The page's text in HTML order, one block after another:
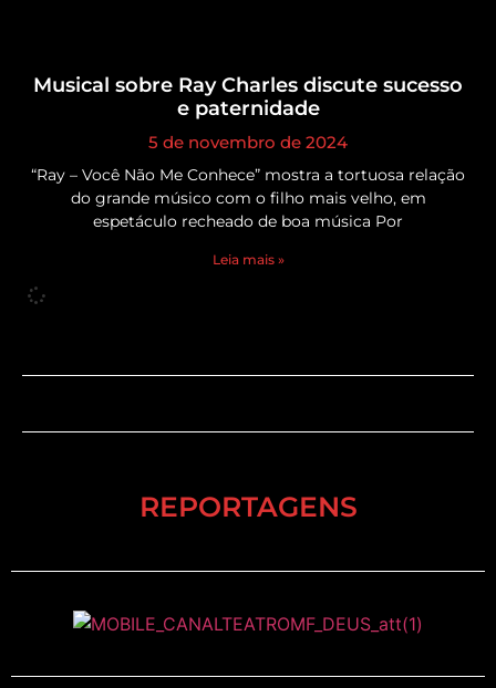
Musical sobre Ray Charles discute sucesso
e paternidade
5 de novembro de 2024
“Ray – Você Não Me Conhece” mostra a tortuosa relação
do grande músico com o filho mais velho, em
espetáculo recheado de boa música Por
Leia mais »
REPORTAGENS